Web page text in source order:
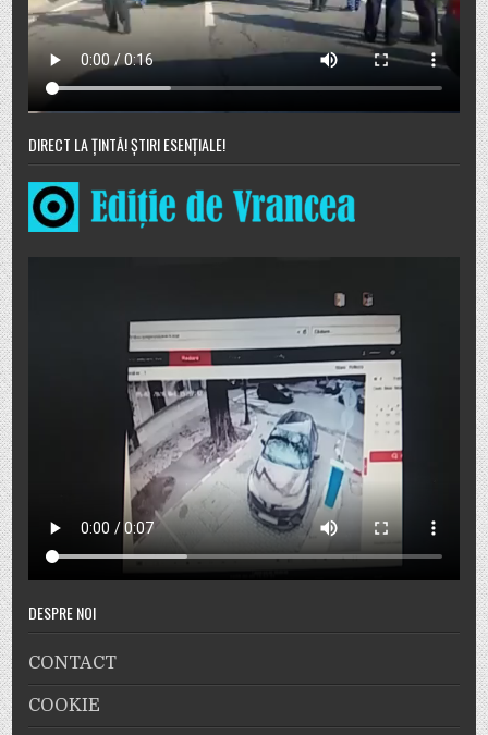
DIRECT LA ȚINTĂ! ȘTIRI ESENȚIALE!
DESPRE NOI
CONTACT
COOKIE